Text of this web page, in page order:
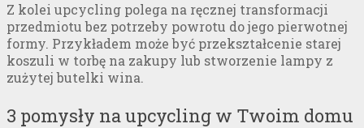
Z kolei upcycling polega na ręcznej transformacji
przedmiotu bez potrzeby powrotu do jego pierwotnej
formy. Przykładem może być przekształcenie starej
koszuli w torbę na zakupy lub stworzenie lampy z
zużytej butelki wina.
3 pomysły na upcycling w Twoim domu